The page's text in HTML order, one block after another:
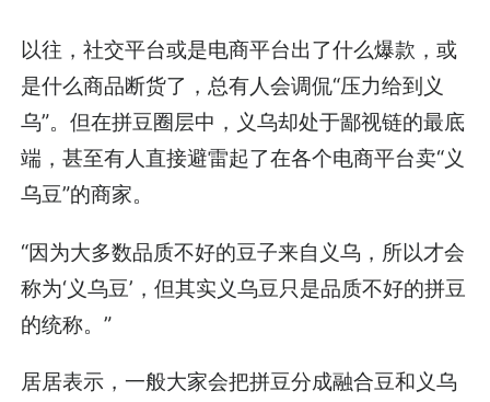
以往，社交平台或是电商平台出了什么爆款，或
是什么商品断货了，总有人会调侃“压力给到义
乌”。但在拼豆圈层中，义乌却处于鄙视链的最底
端，甚至有人直接避雷起了在各个电商平台卖“义
乌豆”的商家。
“因为大多数品质不好的豆子来自义乌，所以才会
称为‘义乌豆’，但其实义乌豆只是品质不好的拼豆
的统称。”
居居表示，一般大家会把拼豆分成融合豆和义乌